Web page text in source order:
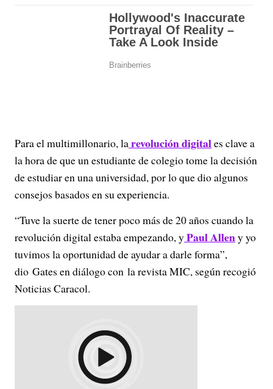
Para el multimillonario, larevolución digitales clave a
la hora de que un estudiante de colegio tome la decisión
de estudiar en una universidad, por lo que dio algunos
consejos basados en su experiencia.
“Tuve la suerte de tener poco más de 20 años cuando la
revolución digital estaba empezando, yPaul Alleny yo
tuvimos la oportunidad de ayudar a darle forma”,
dio Gates en diálogo con la revista MIC, según recogió
Noticias Caracol.